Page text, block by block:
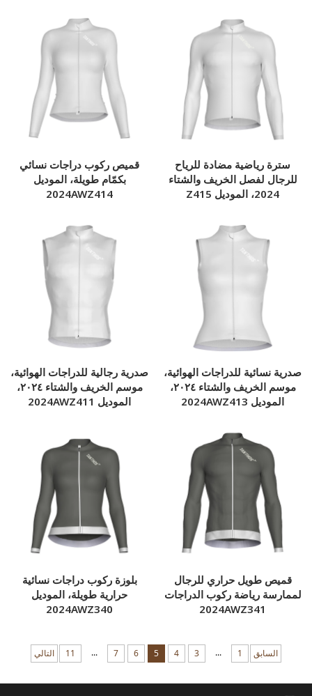
سترة رياضية مضادة للرياح
للرجال لفصل الخريف والشتاء
2024، الموديل Z415
قميص ركوب دراجات نسائي
بكمّام طويلة، الموديل
2024AWZ414
صدرية نسائية للدراجات الهوائية،
موسم الخريف والشتاء ٢٠٢٤،
الموديل 2024AWZ413
صدرية رجالية للدراجات الهوائية،
موسم الخريف والشتاء ٢٠٢٤،
الموديل 2024AWZ411
قميص طويل حراري للرجال
لممارسة رياضة ركوب الدراجات
2024AWZ341
بلوزة ركوب دراجات نسائية
حرارية طويلة، الموديل
2024AWZ340
السابق 1
...
3
4
5
6
7
...
11 التالي